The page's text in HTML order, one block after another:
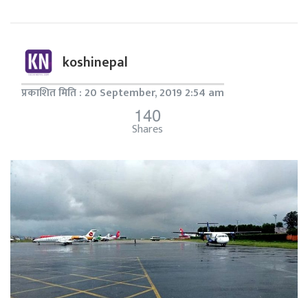
koshinepal
प्रकाशित मिति : 20 September, 2019 2:54 am
140
Shares